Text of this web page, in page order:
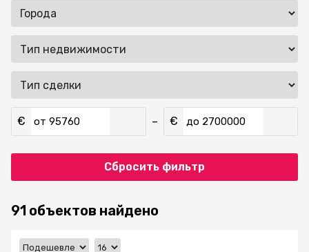
€ от – € до
Сбросить фильтр
91 объектов найдено